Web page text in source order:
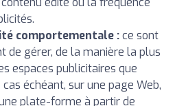
comportementale :ce sont
de gérer, de la manière la plus
espaces publicitaires que
échéant, sur une page Web,
plate-forme à partir de